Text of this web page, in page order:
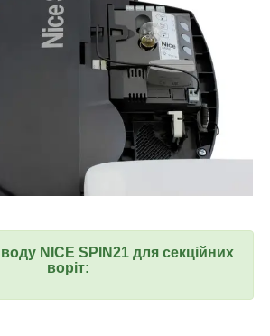
NICE SPIN21 для секційних
воріт: